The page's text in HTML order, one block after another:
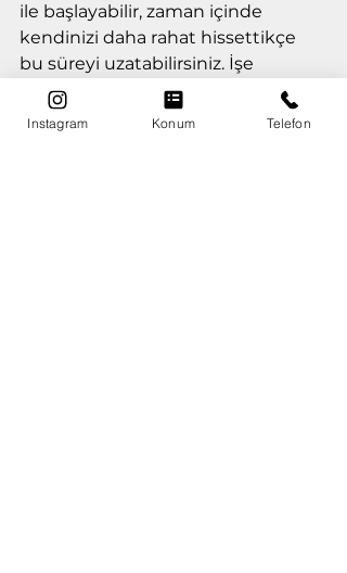
ile başlayabilir, zaman içinde
kendinizi daha rahat hissettikçe
bu süreyi uzatabilirsiniz. İşe
yaramıyor gibi hissetseniz de
vazgeçmeyin. Meditasyonun
Instagram Konum Telefon